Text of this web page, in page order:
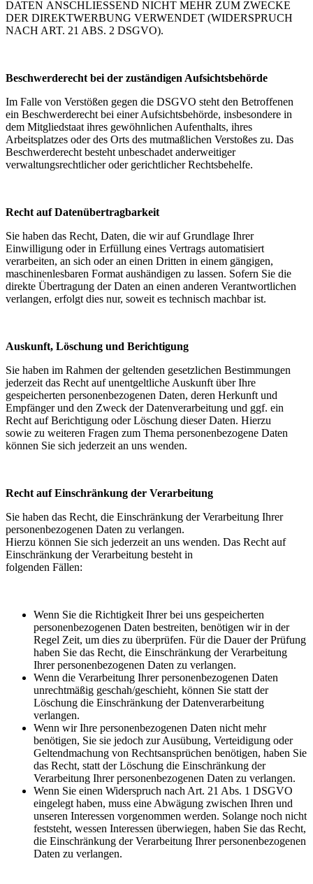
DATEN ANSCHLIESSEND NICHT MEHR ZUM ZWECKE
DER DIREKTWERBUNG VERWENDET (WIDERSPRUCH
NACH ART. 21 ABS. 2 DSGVO).
Beschwerderecht bei der zuständigen Aufsichtsbehörde
Im Falle von Verstößen gegen die DSGVO steht den Betroffenen
ein Beschwerderecht bei einer Aufsichtsbehörde, insbesondere in
dem Mitgliedstaat ihres gewöhnlichen Aufenthalts, ihres
Arbeitsplatzes oder des Orts des mutmaßlichen Verstoßes zu. Das
Beschwerderecht besteht unbeschadet anderweitiger
verwaltungsrechtlicher oder gerichtlicher Rechtsbehelfe.
Recht auf Datenübertragbarkeit
Sie haben das Recht, Daten, die wir auf Grundlage Ihrer
Einwilligung oder in Erfüllung eines Vertrags automatisiert
verarbeiten, an sich oder an einen Dritten in einem gängigen,
maschinenlesbaren Format aushändigen zu lassen. Sofern Sie die
direkte Übertragung der Daten an einen anderen Verantwortlichen
verlangen, erfolgt dies nur, soweit es technisch machbar ist.
Auskunft, Löschung und Berichtigung
Sie haben im Rahmen der geltenden gesetzlichen Bestimmungen
jederzeit das Recht auf unentgeltliche Auskunft über Ihre
gespeicherten personenbezogenen Daten, deren Herkunft und
Empfänger und den Zweck der Datenverarbeitung und ggf. ein
Recht auf Berichtigung oder Löschung dieser Daten. Hierzu
sowie zu weiteren Fragen zum Thema personenbezogene Daten
können Sie sich jederzeit an uns wenden.
Recht auf Einschränkung der Verarbeitung
Sie haben das Recht, die Einschränkung der Verarbeitung Ihrer
personenbezogenen Daten zu verlangen.
Hierzu können Sie sich jederzeit an uns wenden. Das Recht auf
Einschränkung der Verarbeitung besteht in
folgenden Fällen:
Wenn Sie die Richtigkeit Ihrer bei uns gespeicherten
personenbezogenen Daten bestreiten, benötigen wir in der
Regel Zeit, um dies zu überprüfen. Für die Dauer der Prüfung
haben Sie das Recht, die Einschränkung der Verarbeitung
Ihrer personenbezogenen Daten zu verlangen.
Wenn die Verarbeitung Ihrer personenbezogenen Daten
unrechtmäßig geschah/geschieht, können Sie statt der
Löschung die Einschränkung der Datenverarbeitung
verlangen.
Wenn wir Ihre personenbezogenen Daten nicht mehr
benötigen, Sie sie jedoch zur Ausübung, Verteidigung oder
Geltendmachung von Rechtsansprüchen benötigen, haben Sie
das Recht, statt der Löschung die Einschränkung der
Verarbeitung Ihrer personenbezogenen Daten zu verlangen.
Wenn Sie einen Widerspruch nach Art. 21 Abs. 1 DSGVO
eingelegt haben, muss eine Abwägung zwischen Ihren und
unseren Interessen vorgenommen werden. Solange noch nicht
feststeht, wessen Interessen überwiegen, haben Sie das Recht,
die Einschränkung der Verarbeitung Ihrer personenbezogenen
Daten zu verlangen.